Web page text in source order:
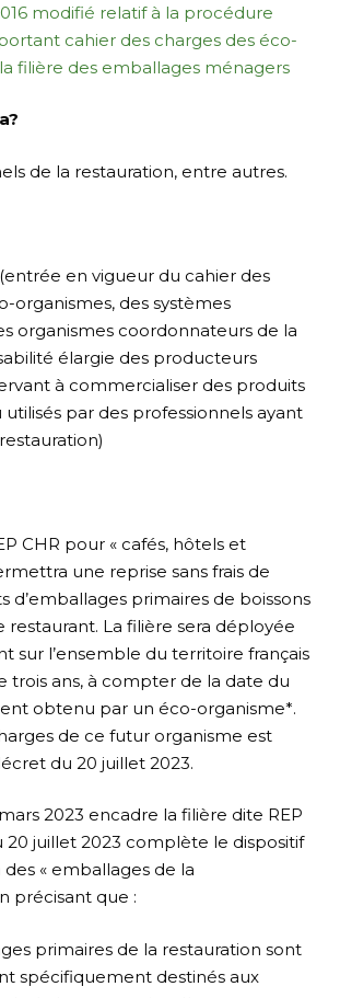
modifié relatif à la procédure
cahier des charges des éco-
filière des emballages ménagers
de la restauration, entre autres.
en vigueur du cahier des
organismes, des systèmes
organismes coordonnateurs de la
élargie des producteurs
à commercialiser des produits
par des professionnels ayant
CHR pour « cafés, hôtels et
une reprise sans frais de
d’emballages primaires de boissons
restaurant. La filière sera déployée
sur l’ensemble du territoire français
trois ans, à compter de la date du
obtenu par un éco-organisme*.
de ce futur organisme est
du 20 juillet 2023.
2023 encadre la filière dite REP
20 juillet 2023 complète le dispositif
« emballages de la
précisant que :
primaires de la restauration sont
spécifiquement destinés aux